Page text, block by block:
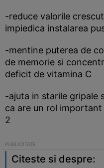
-reduce valorile
impiedica instalarea
-mentine puterea de
de memorie si
deficit de vitamina C
-ajuta in starile gripale
ca are un rol important
2
Citeste si despre: